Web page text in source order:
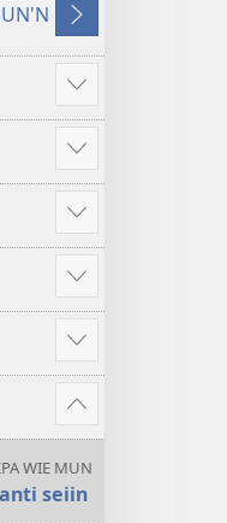
Ng’ɔ
bɛ
sin’n
Show
more
Show
more
Show
more
Show
more
Show
more
Show
more
WIE MUN
seiin